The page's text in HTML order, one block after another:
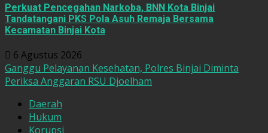
Perkuat Pencegahan Narkoba, BNN Kota Binjai
Tandatangani PKS Pola Asuh Remaja Bersama
Kecamatan Binjai Kota
6 Agustus 2026
Ganggu Pelayanan Kesehatan, Polres Binjai Diminta
Periksa Anggaran RSU Djoelham
Daerah
Hukum
Korupsi